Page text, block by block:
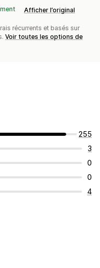
Afficher l’original
récurrents et basés sur
Voir toutes les options de
255
3
0
0
4